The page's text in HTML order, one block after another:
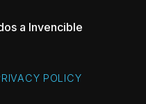
a Invencible
POLICY